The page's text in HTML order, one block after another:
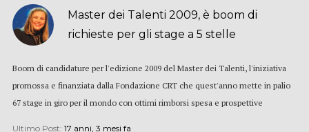
Master dei Talenti 2009, è boom di
richieste per gli stage a 5 stelle
Boom di candidature per l'edizione 2009 del Master dei Talenti, l'iniziativa
promossa e finanziata dalla Fondazione CRT che quest'anno mette in palio
67 stage in giro per il mondo con ottimi rimborsi spesa e prospettive
Ultimo Post: 17 anni, 3 mesi fa